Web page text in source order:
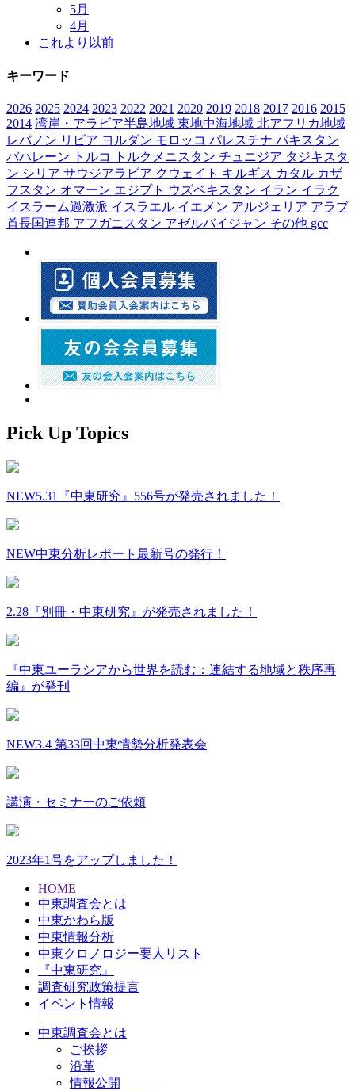
5月
4月
これより以前
キーワード
2026 2025 2024 2023 2022 2021 2020 2019 2018 2017 2016 2015
2014 湾岸・アラビア半島地域 東地中海地域 北アフリカ地域
レバノン リビア ヨルダン モロッコ パレスチナ パキスタン
バハレーン
トルコ トルクメニスタン チュニジア タジキスタ
ン シリア サウジアラビア クウェイト キルギス カタル カザ
フスタン オマーン エジプト ウズベキスタン イラン イラク
イスラーム過激派 イスラエル イエメン アルジェリア アラブ
首長国連邦 アフガニスタン アゼルバイジャン その他 gcc
Pick Up Topics
NEW5.31『中東研究』556号が発売されました！
NEW中東分析レポート最新号の発行！
2.28『別冊・中東研究』が発売されました！
『中東ユーラシアから世界を読む：連結する地域と秩序再
編』が発刊
NEW3.4 第33回中東情勢分析発表会
講演・セミナーのご依頼
2023年1号をアップしました！
HOME
中東調査会とは
中東かわら版
中東情報分析
中東クロノロジー要人リスト
『中東研究』
調査研究政策提言
イベント情報
中東調査会とは
ご挨拶
沿革
情報公開